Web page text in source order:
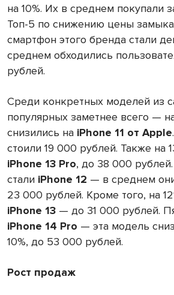
на 10%. Их в среднем покупали
Топ-5 по снижению цены
смартфон этого бренда стали
среднем обходились
рублей.
Среди конкретных моделей из
популярных заметнее всего —
снизились на iPhone 11 от Apple
стоили 19 000 рублей. Также на
iPhone 13 Pro, до 38 000
стали iPhone 12 — в среднем
23 000 рублей. Кроме того, на
iPhone 13 — до 31 000 рублей.
iPhone 14 Pro — эта модель
10%, до 53 000 рублей.
Рост продаж